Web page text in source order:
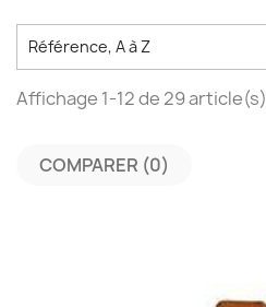
Référence, A à Z
Affichage 1-12 de 29 article(s)
COMPARER (0)‎